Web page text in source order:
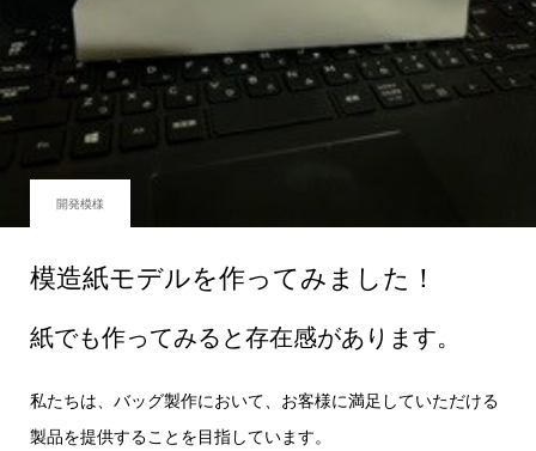
開発模様
模造紙モデルを作ってみました！
紙でも作ってみると存在感があります。
私たちは、バッグ製作において、お客様に満足していただける
製品を提供することを目指しています。